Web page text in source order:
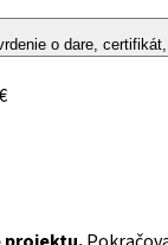
o dare,